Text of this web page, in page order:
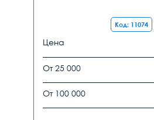
Код: 11074
Цена
От 25 000
От 100 000